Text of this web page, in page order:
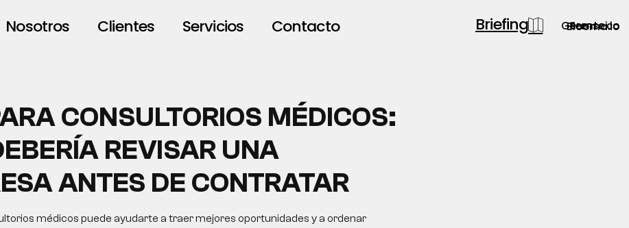
Nosotros Clientes Servicios Contacto Briefing Blooma.io
Semsei.io
Gerente.co
CONSULTORIOS MÉDICOS:
REVISAR UNA
ANTES DE CONTRATAR
médicos puede ayudarte a traer mejores oportunidades y a ordenar